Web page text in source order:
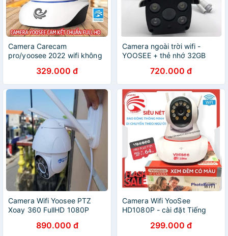
Camera Carecam
pro/yoosee 2022 wifi không
329.000 đ
Camera ngoài trời wifi -
YOOSEE + thẻ nhớ 32GB
720.000 đ
Camera Wifi Yoosee PTZ
Xoay 360 FullHD 1080P
890.000 đ
Camera Wifi YooSee
HD1080P - cài đặt Tiếng
299.000 đ